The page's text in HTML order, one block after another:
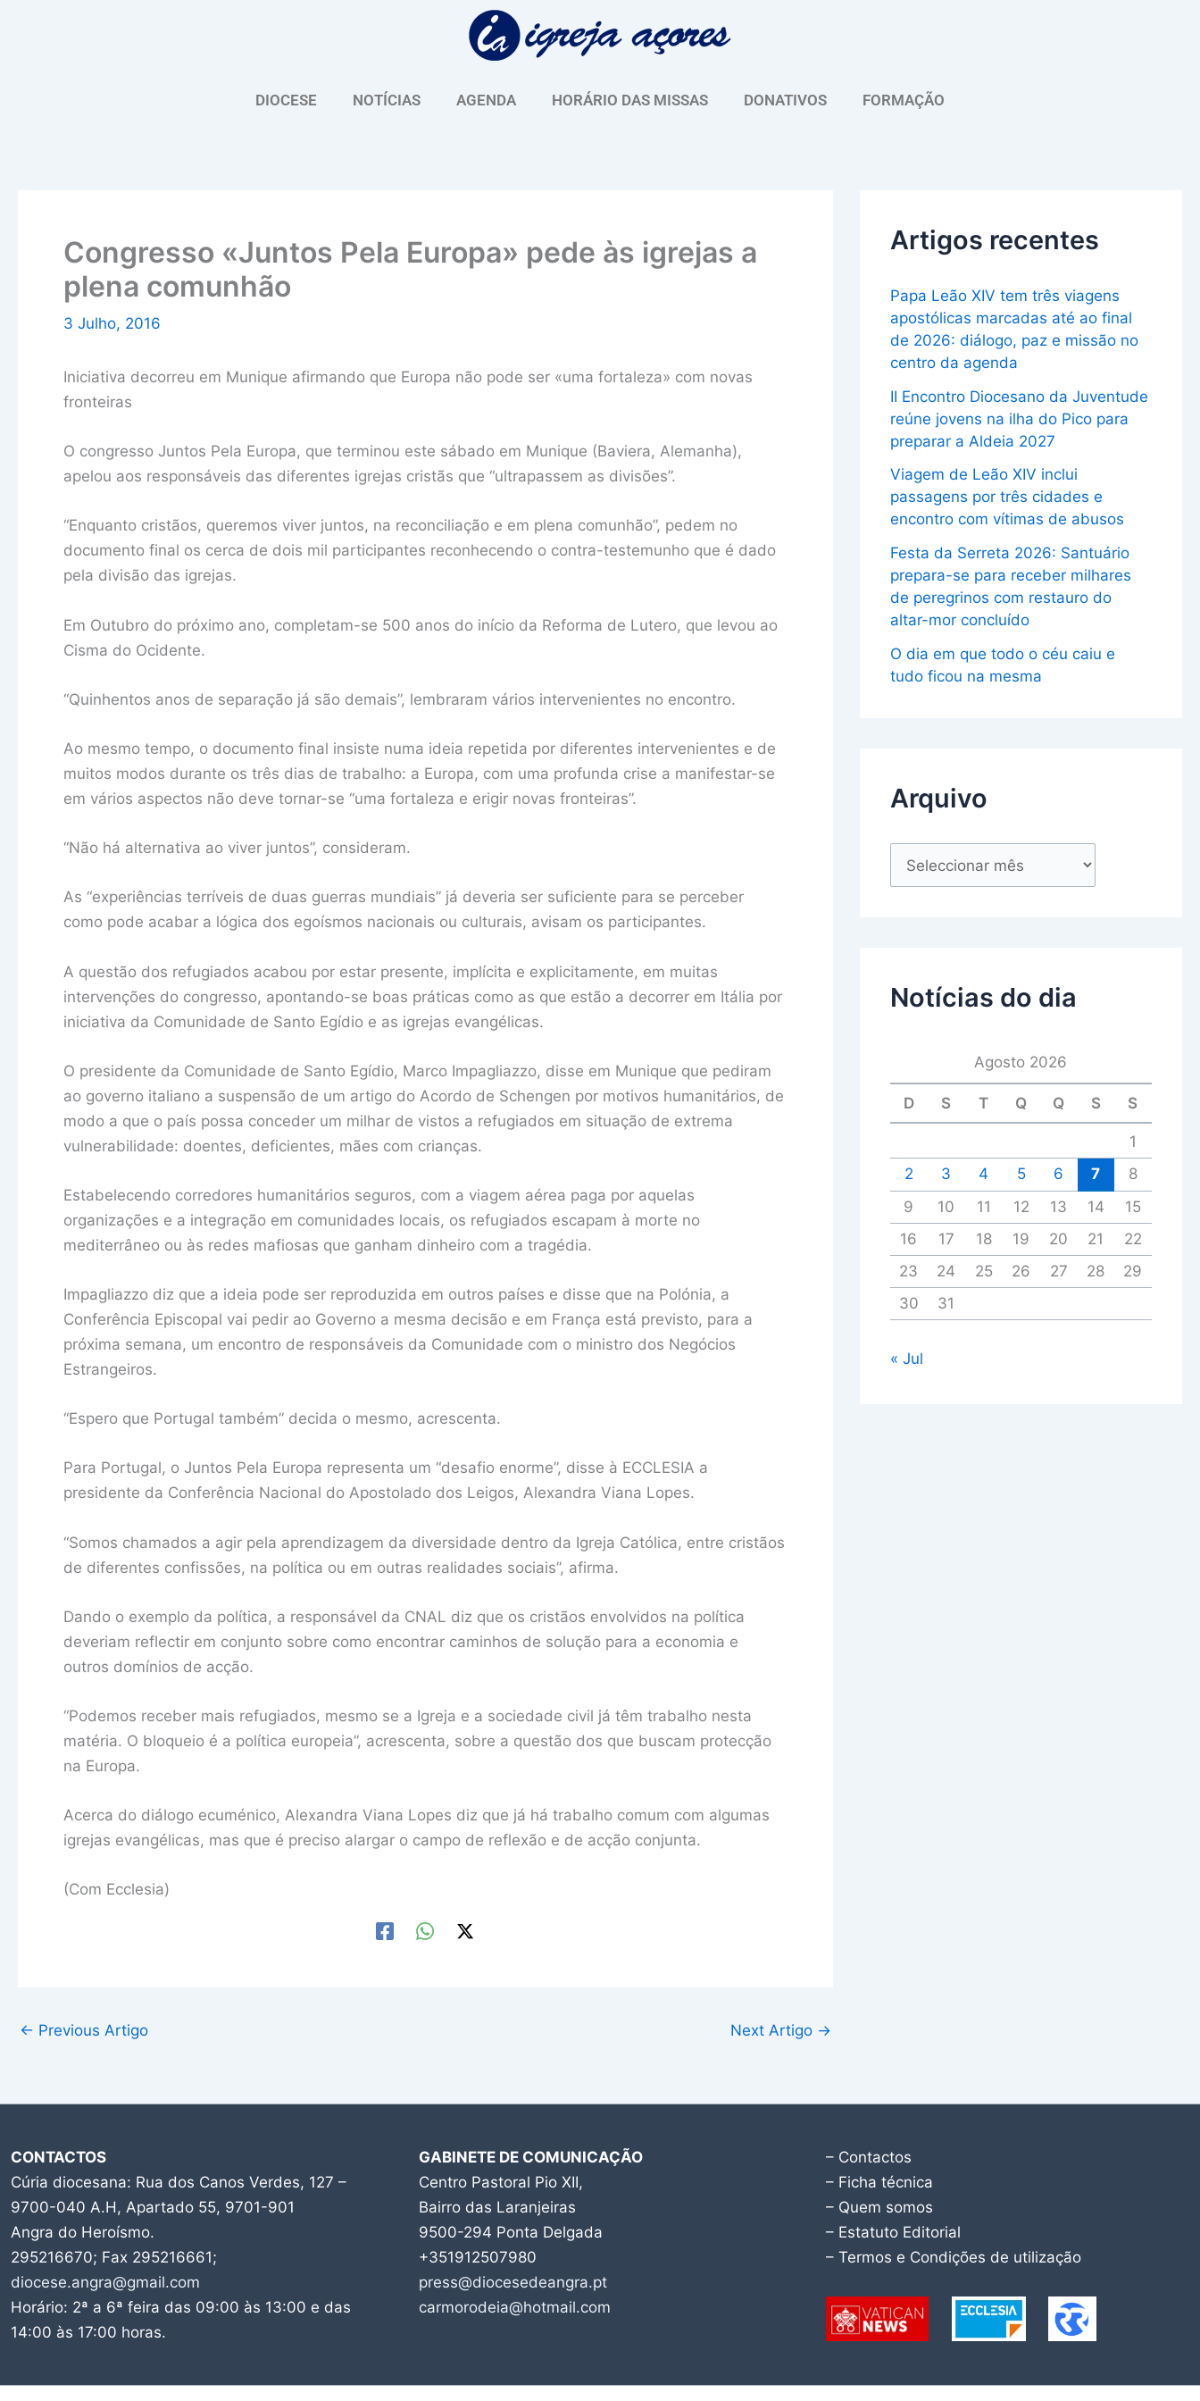
DIOCESE NOTÍCIAS AGENDA HORÁRIO DAS MISSAS DONATIVOS FORMAÇÃO
Congresso «Juntos Pela Europa» pede às igrejas a
plena comunhão
3 Julho, 2016
Iniciativa decorreu em Munique afirmando que Europa não pode ser «uma fortaleza» com novas
fronteiras
O congresso Juntos Pela Europa, que terminou este sábado em Munique (Baviera, Alemanha),
apelou aos responsáveis das diferentes igrejas cristãs que “ultrapassem as divisões”.
“Enquanto cristãos, queremos viver juntos, na reconciliação e em plena comunhão”, pedem no
documento final os cerca de dois mil participantes reconhecendo o contra-testemunho que é dado
pela divisão das igrejas.
Em Outubro do próximo ano, completam-se 500 anos do início da Reforma de Lutero, que levou ao
Cisma do Ocidente.
“Quinhentos anos de separação já são demais”, lembraram vários intervenientes no encontro.
Ao mesmo tempo, o documento final insiste numa ideia repetida por diferentes intervenientes e de
muitos modos durante os três dias de trabalho: a Europa, com uma profunda crise a manifestar-se
em vários aspectos não deve tornar-se “uma fortaleza e erigir novas fronteiras”.
“Não há alternativa ao viver juntos”, consideram.
As “experiências terríveis de duas guerras mundiais” já deveria ser suficiente para se perceber
como pode acabar a lógica dos egoísmos nacionais ou culturais, avisam os participantes.
A questão dos refugiados acabou por estar presente, implícita e explicitamente, em muitas
intervenções do congresso, apontando-se boas práticas como as que estão a decorrer em Itália por
iniciativa da Comunidade de Santo Egídio e as igrejas evangélicas.
O presidente da Comunidade de Santo Egídio, Marco Impagliazzo, disse em Munique que pediram
ao governo italiano a suspensão de um artigo do Acordo de Schengen por motivos humanitários, de
modo a que o país possa conceder um milhar de vistos a refugiados em situação de extrema
vulnerabilidade: doentes, deficientes, mães com crianças.
Estabelecendo corredores humanitários seguros, com a viagem aérea paga por aquelas
organizações e a integração em comunidades locais, os refugiados escapam à morte no
mediterrâneo ou às redes mafiosas que ganham dinheiro com a tragédia.
Impagliazzo diz que a ideia pode ser reproduzida em outros países e disse que na Polónia, a
Conferência Episcopal vai pedir ao Governo a mesma decisão e em França está previsto, para a
próxima semana, um encontro de responsáveis da Comunidade com o ministro dos Negócios
Estrangeiros.
“Espero que Portugal também” decida o mesmo, acrescenta.
Para Portugal, o Juntos Pela Europa representa um “desafio enorme”, disse à ECCLESIA a
presidente da Conferência Nacional do Apostolado dos Leigos, Alexandra Viana Lopes.
“Somos chamados a agir pela aprendizagem da diversidade dentro da Igreja Católica, entre cristãos
de diferentes confissões, na política ou em outras realidades sociais”, afirma.
Dando o exemplo da política, a responsável da CNAL diz que os cristãos envolvidos na política
deveriam reflectir em conjunto sobre como encontrar caminhos de solução para a economia e
outros domínios de acção.
“Podemos receber mais refugiados, mesmo se a Igreja e a sociedade civil já têm trabalho nesta
matéria. O bloqueio é a política europeia”, acrescenta, sobre a questão dos que buscam protecção
na Europa.
Acerca do diálogo ecuménico, Alexandra Viana Lopes diz que já há trabalho comum com algumas
igrejas evangélicas, mas que é preciso alargar o campo de reflexão e de acção conjunta.
(Com Ecclesia)
← Previous Artigo Next Artigo →
Artigos recentes
Papa Leão XIV tem três viagens
apostólicas marcadas até ao final
de 2026: diálogo, paz e missão no
centro da agenda
II Encontro Diocesano da Juventude
reúne jovens na ilha do Pico para
preparar a Aldeia 2027
Viagem de Leão XIV inclui
passagens por três cidades e
encontro com vítimas de abusos
Festa da Serreta 2026: Santuário
prepara-se para receber milhares
de peregrinos com restauro do
altar-mor concluído
O dia em que todo o céu caiu e
tudo ficou na mesma
Arquivo
u
Notícias do dia
Agosto 2026
D S T Q Q S S
1
2
3 4 5 6 7
8
9
10 11 12 13 14
15
16
17 18 19 20 21
22
23
24 25 26 27 28
29
30
31
« Jul
CONTACTOS
Cúria diocesana: Rua dos Canos Verdes, 127 –
9700-040 A.H, Apartado 55, 9701-901
Angra do Heroísmo.
295216670; Fax 295216661;
diocese.angra@gmail.com
Horário: 2ª a 6ª feira das 09:00 às 13:00 e das
14:00 às 17:00 horas.
GABINETE DE COMUNICAÇÃO
Centro Pastoral Pio XII,
Bairro das Laranjeiras
9500-294 Ponta Delgada
+351912507980
press@diocesedeangra.pt
carmorodeia@hotmail.com
– Contactos
– Ficha técnica
– Quem somos
– Estatuto Editorial
– Termos e Condições de utilização